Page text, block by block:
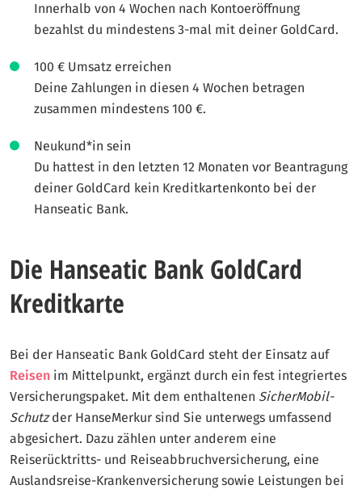
Innerhalb von 4 Wochen nach Kontoeröffnung
bezahlst du mindestens 3-mal mit deiner GoldCard.
100 € Umsatz erreichen
Deine Zahlungen in diesen 4 Wochen betragen
zusammen mindestens 100 €.
Neukund*in sein
Du hattest in den letzten 12 Monaten vor Beantragung
deiner GoldCard kein Kreditkartenkonto bei der
Hanseatic Bank.
Die Hanseatic Bank GoldCard
Kreditkarte
Bei der Hanseatic Bank GoldCard steht der Einsatz auf
Reisen im Mittelpunkt, ergänzt durch ein fest integriertes
Versicherungspaket. Mit dem enthaltenen SicherMobil-
Schutzder HanseMerkur sind Sie unterwegs umfassend
abgesichert. Dazu zählen unter anderem eine
Reiserücktritts- und Reiseabbruchversicherung, eine
Auslandsreise-Krankenversicherung sowie Leistungen bei